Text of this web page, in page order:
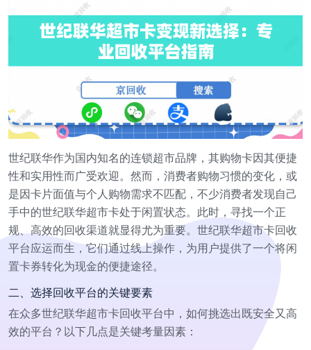
世纪联华作为国内知名的连锁超市品牌，其购物卡因其便捷
性和实用性而广受欢迎。然而，消费者购物习惯的变化，或
是因卡片面值与个人购物需求不匹配，不少消费者发现自己
手中的世纪联华超市卡处于闲置状态。此时，寻找一个正
规、高效的回收渠道就显得尤为重要。世纪联华超市卡回收
平台应运而生，它们通过线上操作，为用户提供了一个将闲
置卡券转化为现金的便捷途径。
二、选择回收平台的关键要素
在众多世纪联华超市卡回收平台中，如何挑选出既安全又高
效的平台？以下几点是关键考量因素：